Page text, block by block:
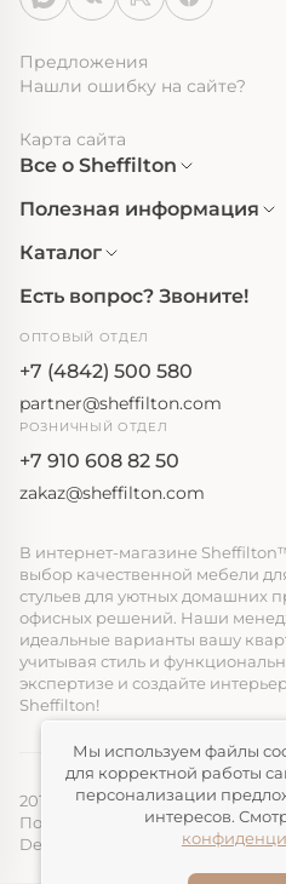
Предложения
Нашли ошибку на сайте?
Карта сайта
Все о Sheffilton
Полезная информация
Каталог
Есть вопрос? Звоните!
ОПТОВЫЙ ОТДЕЛ
+7 (4842) 500 580
partner@sheffilton.com
РОЗНИЧНЫЙ ОТДЕЛ
+7 910 608 82 50
zakaz@sheffilton.com
В интернет-магазине
выбор качественной мебели
стульев для уютных домашних
офисных решений. Наши
идеальные варианты вашу
учитывая стиль и
экспертизе и создайте
Sheffilton!
2014-2026, ООО «ЭЛМАТ»,
Политика конфиденциальности
Devimax
— Создание и
Мы используем файлы
для корректной работы
персонализации
интересов.